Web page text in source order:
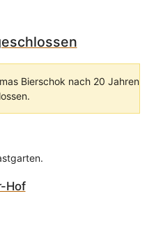
Bierschok nach 20 Jahren
Hof